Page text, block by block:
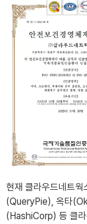
현재 클라우드네트
(QueryPie), 옥타
(HashiCorp) 등 클라